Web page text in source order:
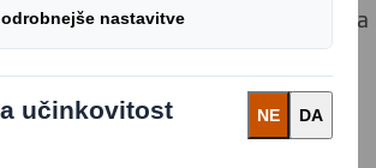
Ellen MacArthur se osredotoča na
področja.